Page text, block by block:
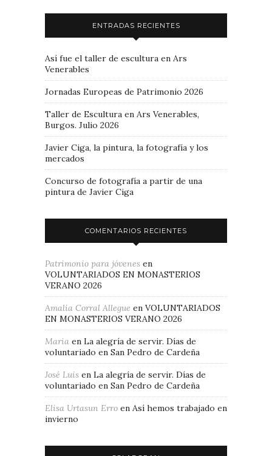
ENTRADAS RECIENTES
Así fue el taller de escultura en Ars
Venerables
Jornadas Europeas de Patrimonio 2026
Taller de Escultura en Ars Venerables,
Burgos. Julio 2026
Javier Ciga, la pintura, la fotografía y los
mercados
Concurso de fotografía a partir de una
pintura de Javier Ciga
COMENTARIOS RECIENTES
Patrimonio para jóvenes en
VOLUNTARIADOS EN MONASTERIOS
VERANO 2026
Amalia Corral Allegue en VOLUNTARIADOS
EN MONASTERIOS VERANO 2026
Maria en La alegría de servir. Días de
voluntariado en San Pedro de Cardeña
José Luis en La alegría de servir. Días de
voluntariado en San Pedro de Cardeña
Elisa Urtasun Erro en Así hemos trabajado en
invierno